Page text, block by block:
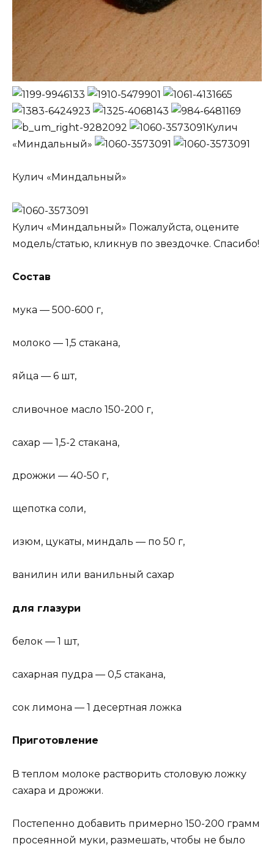
Кулич
«Миндальный»
Кулич «Миндальный»
Кулич «Миндальный» Пожалуйста, оцените
модель/статью, кликнув по звездочке. Спасибо!
Состав
мука — 500-600 г,
молоко — 1,5 стакана,
яйца — 6 шт,
сливочное масло 150-200 г,
сахар — 1,5-2 стакана,
дрожжи — 40-50 г,
щепотка соли,
изюм, цукаты, миндаль — по 50 г,
ванилин или ванильный сахар
для глазури
белок — 1 шт,
сахарная пудра — 0,5 стакана,
сок лимона — 1 десертная ложка
Приготовление
В теплом молоке растворить столовую ложку
сахара и дрожжи.
Постепенно добавить примерно 150-200 грамм
просеянной муки, размешать, чтобы не было